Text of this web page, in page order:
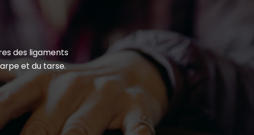
des ligaments
et du tarse.